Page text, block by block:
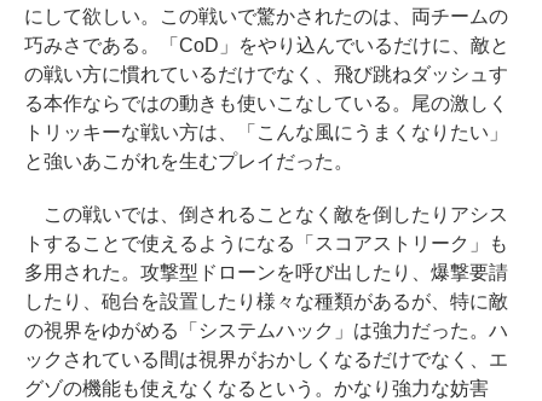
にして欲しい。この戦いで驚かされたのは、両チームの
巧みさである。「CoD」をやり込んでいるだけに、敵と
の戦い方に慣れているだけでなく、飛び跳ねダッシュす
る本作ならではの動きも使いこなしている。尾の激しく
トリッキーな戦い方は、「こんな風にうまくなりたい」
と強いあこがれを生むプレイだった。
この戦いでは、倒されることなく敵を倒したりアシス
トすることで使えるようになる「スコアストリーク」も
多用された。攻撃型ドローンを呼び出したり、爆撃要請
したり、砲台を設置したり様々な種類があるが、特に敵
の視界をゆがめる「システムハック」は強力だった。ハ
ックされている間は視界がおかしくなるだけでなく、エ
グゾの機能も使えなくなるという。かなり強力な妨害